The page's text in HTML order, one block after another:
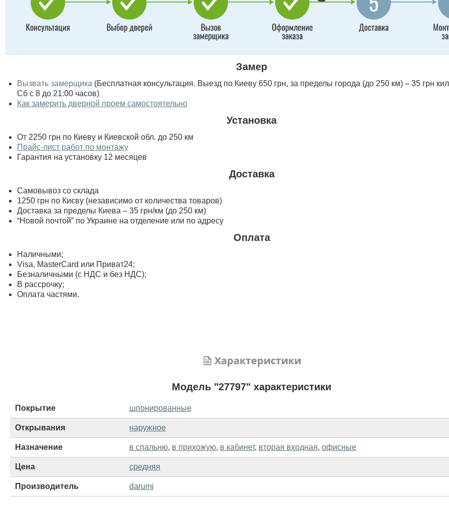
Замер
Вызвать замерщика (Бесплатная консультация. Выезд по Киеву 650 грн, за пределы города (до 250 км) – 35 грн
Сб с 8 до 21:00 часов)
Как замерить дверной проем самостоятельно
Установка
От 2250 грн по Киеву и Киевской обл. до 250 км
Прайс-лист работ по монтажу
Гарантия на установку 12 месяцев
Доставка
Самовывоз со склада
1250 грн по Києву (независимо от количества товаров)
Доставка за пределы Киева – 35 грн/км (до 250 км)
“Новой почтой” по Украине на отделение или по адресу
Оплата
Наличными;
Visa, MasterСard или Приват24;
Безналичными (с НДС и без НДС);
В рассрочку;
Оплата частями.
Характеристики
Модель "27797" характеристики
Покрытие шпонированные
Открывания наружное
Назначение в спальню, в прихожую, в кабинет, вторая входная, офисные
Цена средняя
Производитель darumi